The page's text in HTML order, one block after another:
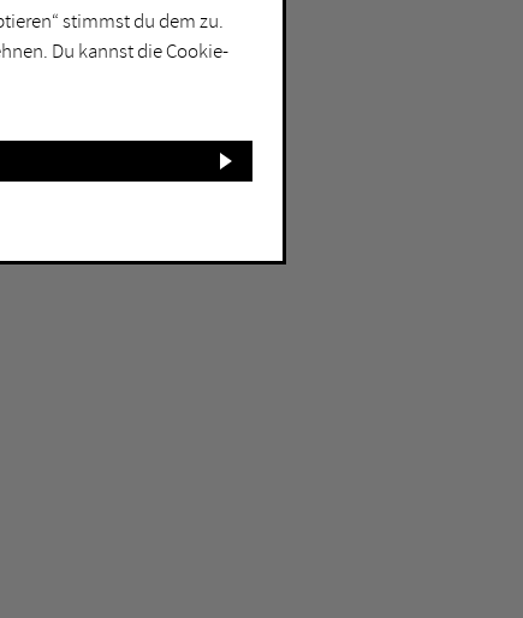
stimmst du dem zu.
Du kannst die Cookie-